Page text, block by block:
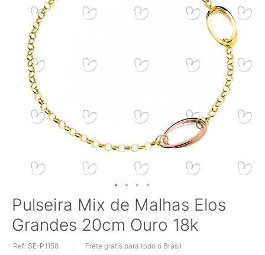
imagens
Saltar
para
o
da
Pulseira Mix de Malhas Elos
Grandes 20cm Ouro 18k
Ref: SE-P1158 Frete gratis para todo o Brasil